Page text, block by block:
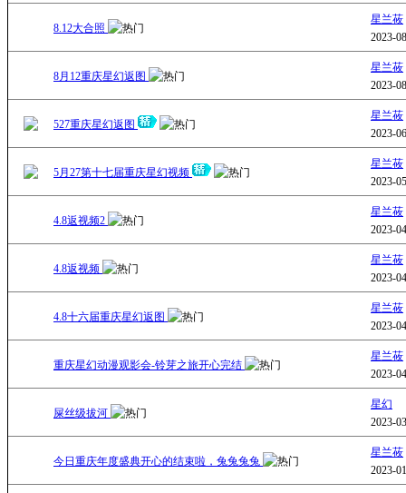
8.12大合照
星兰莜
2023-
8月12重庆星幻返图
星兰莜
2023-
527重庆星幻返图
星兰莜
2023-
5月27第十七届重庆星幻视频
星兰莜
2023-
4.8返视频2
星兰莜
2023-
4.8返视频
星兰莜
2023-
4.8十六届重庆星幻返图
星兰莜
2023-
重庆星幻动漫观影会-铃芽之旅开心完结
星兰莜
2023-
屎丝级拔河
星幻
2023-
今日重庆年度盛典开心的结束啦，兔兔兔兔
星兰莜
2023-